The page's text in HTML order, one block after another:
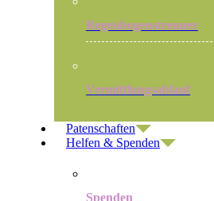
Regenbogenstreuner
Vermittlungsablauf
Patenschaften
Helfen & Spenden
Spenden